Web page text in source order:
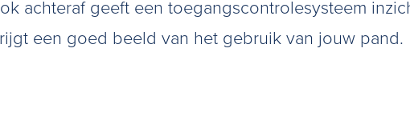
achteraf geeft een toegangscontrolesysteem
een goed beeld van het gebruik van jouw pand.